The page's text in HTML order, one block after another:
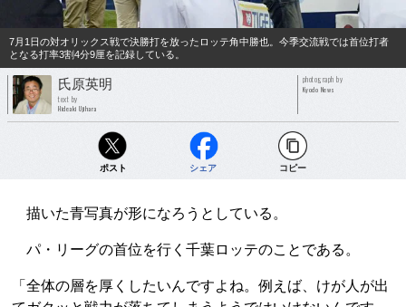
7月1日の対オリックス戦で決勝打を放ったロッテ角中勝也。今季交流戦では首位打者
となる打率3割4分9厘を記録している。
氏原英明
text by
Hideaki Ujihara
photograph by
Kyodo News
ポスト シェア コピー
描いた青写真が形になろうとしている。
パ・リーグの首位を行く千葉ロッテのことである。
「全体の層を厚くしたいんですよね。例えば、けが人が出